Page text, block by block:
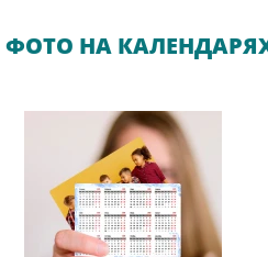
ФОТО НА